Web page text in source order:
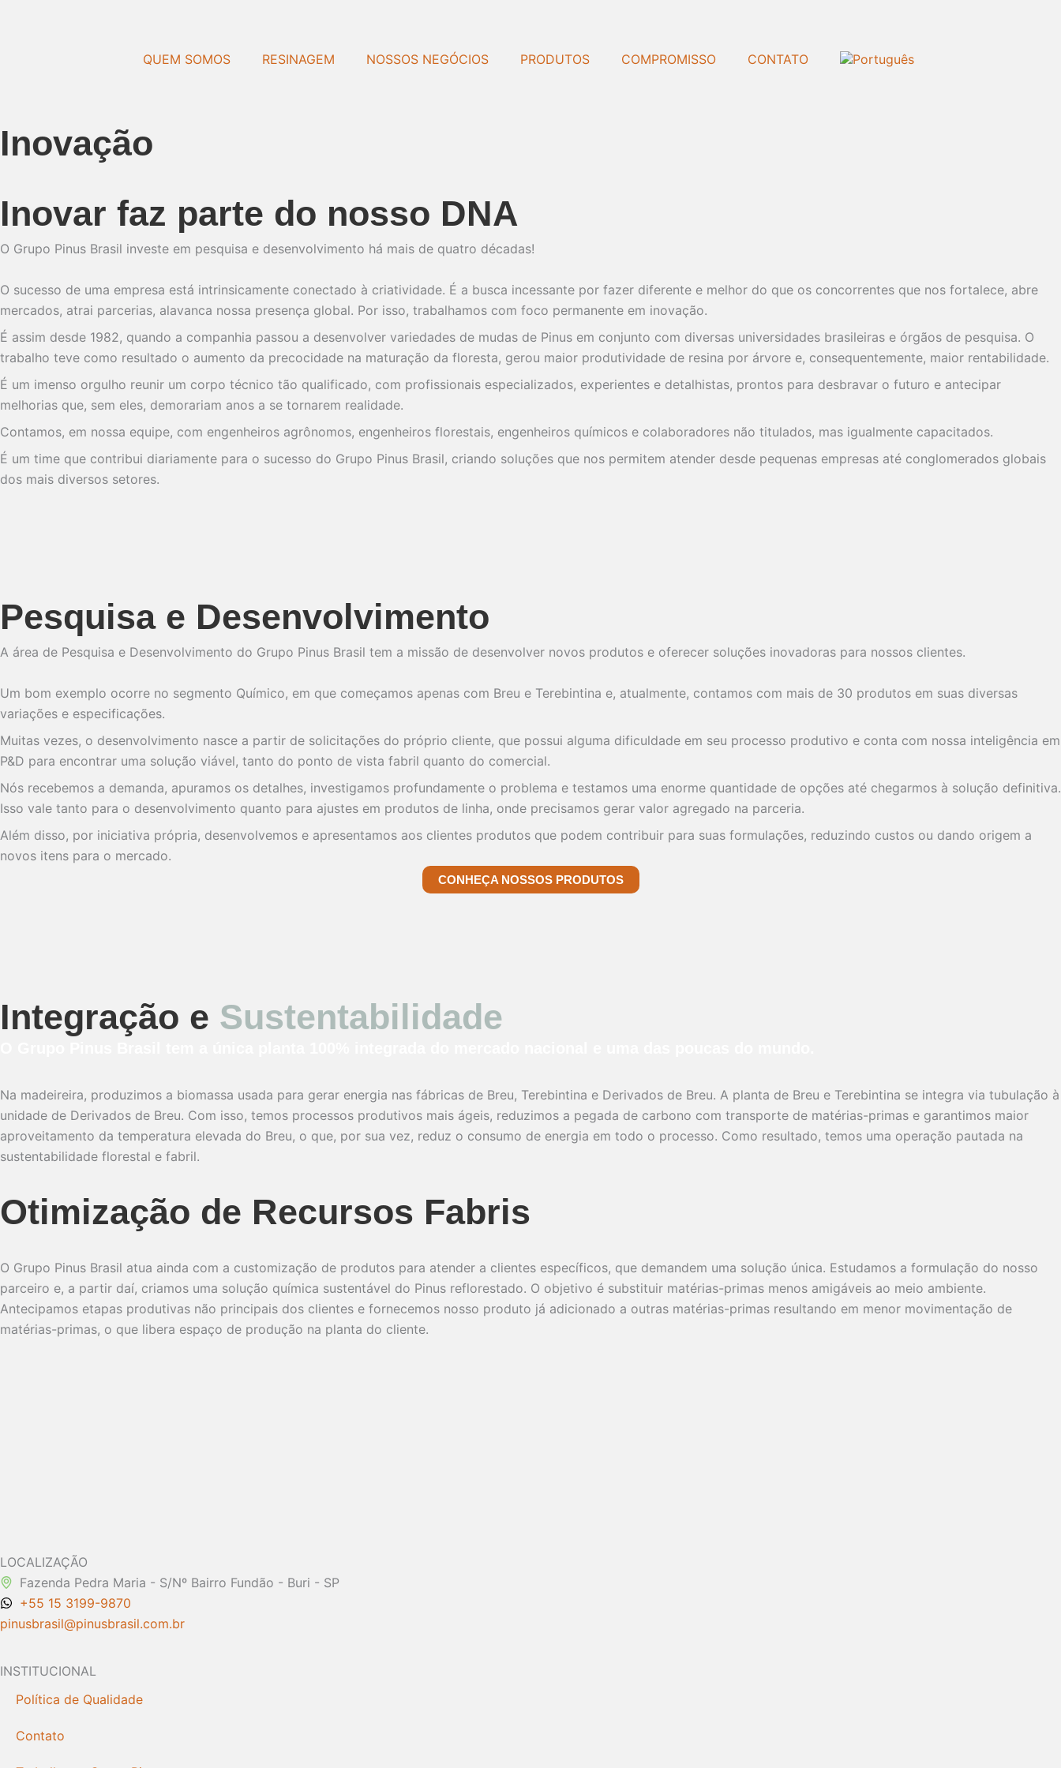
QUEM SOMOS RESINAGEM NOSSOS NEGÓCIOS PRODUTOS COMPROMISSO CONTATO
Inovação
Inovar faz parte do nosso DNA
O Grupo Pinus Brasil investe em pesquisa e desenvolvimento há mais de quatro décadas!
O sucesso de uma empresa está intrinsicamente conectado à criatividade. É a busca incessante por fazer diferente e melhor do que os concorrentes que nos fortalece, abre
mercados, atrai parcerias, alavanca nossa presença global. Por isso, trabalhamos com foco permanente em inovação.
É assim desde 1982, quando a companhia passou a desenvolver variedades de mudas de Pinus em conjunto com diversas universidades brasileiras e órgãos de pesquisa. O
trabalho teve como resultado o aumento da precocidade na maturação da floresta, gerou maior produtividade de resina por árvore e, consequentemente, maior rentabilidade.
É um imenso orgulho reunir um corpo técnico tão qualificado, com profissionais especializados, experientes e detalhistas, prontos para desbravar o futuro e antecipar
melhorias que, sem eles, demorariam anos a se tornarem realidade.
Contamos, em nossa equipe, com engenheiros agrônomos, engenheiros florestais, engenheiros químicos e colaboradores não titulados, mas igualmente capacitados.
É um time que contribui diariamente para o sucesso do Grupo Pinus Brasil, criando soluções que nos permitem atender desde pequenas empresas até conglomerados globais
dos mais diversos setores.
Pesquisa e Desenvolvimento
A área de Pesquisa e Desenvolvimento do Grupo Pinus Brasil tem a missão de desenvolver novos produtos e oferecer soluções inovadoras para nossos clientes.
Um bom exemplo ocorre no segmento Químico, em que começamos apenas com Breu e Terebintina e, atualmente, contamos com mais de 30 produtos em suas diversas
variações e especificações.
Muitas vezes, o desenvolvimento nasce a partir de solicitações do próprio cliente, que possui alguma dificuldade em seu processo produtivo e conta com nossa inteligência em
P&D para encontrar uma solução viável, tanto do ponto de vista fabril quanto do comercial.
Nós recebemos a demanda, apuramos os detalhes, investigamos profundamente o problema e testamos uma enorme quantidade de opções até chegarmos à solução definitiva.
Isso vale tanto para o desenvolvimento quanto para ajustes em produtos de linha, onde precisamos gerar valor agregado na parceria.
Além disso, por iniciativa própria, desenvolvemos e apresentamos aos clientes produtos que podem contribuir para suas formulações, reduzindo custos ou dando origem a
novos itens para o mercado.
CONHEÇA NOSSOS PRODUTOS
Integração e Sustentabilidade
Na madeireira, produzimos a biomassa usada para gerar energia nas fábricas de Breu, Terebintina e Derivados de Breu. A planta de Breu e Terebintina se integra via tubulação à
unidade de Derivados de Breu. Com isso, temos processos produtivos mais ágeis, reduzimos a pegada de carbono com transporte de matérias-primas e garantimos maior
aproveitamento da temperatura elevada do Breu, o que, por sua vez, reduz o consumo de energia em todo o processo. Como resultado, temos uma operação pautada na
sustentabilidade florestal e fabril.
Otimização de Recursos Fabris
O Grupo Pinus Brasil atua ainda com a customização de produtos para atender a clientes específicos, que demandem uma solução única. Estudamos a formulação do nosso
parceiro e, a partir daí, criamos uma solução química sustentável do Pinus reflorestado. O objetivo é substituir matérias-primas menos amigáveis ao meio ambiente.
Antecipamos etapas produtivas não principais dos clientes e fornecemos nosso produto já adicionado a outras matérias-primas resultando em menor movimentação de
matérias-primas, o que libera espaço de produção na planta do cliente.
LOCALIZAÇÃO
Fazenda Pedra Maria - S/Nº Bairro Fundão - Buri - SP
+55 15 3199-9870
pinusbrasil@pinusbrasil.com.br
INSTITUCIONAL
Política de Qualidade
Contato